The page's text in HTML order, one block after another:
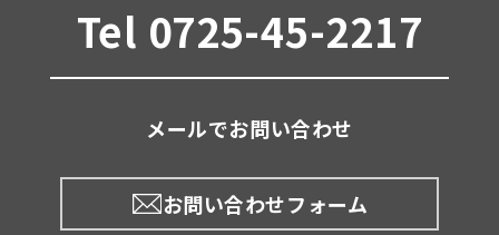
Tel 0725-45-2217
メールでお問い合わせ
お問い合わせフォーム